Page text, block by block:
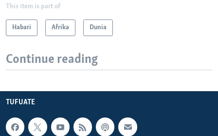
This item is part of
Habari Afrika Dunia
Continue reading
TUFUATE